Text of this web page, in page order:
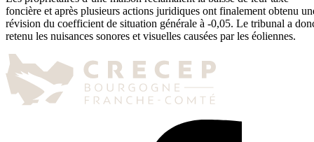
foncière et après plusieurs actions juridiques ont finalement obtenu
révision du coefficient de situation générale à -0,05. Le tribunal a
retenu les nuisances sonores et visuelles causées par les éoliennes.